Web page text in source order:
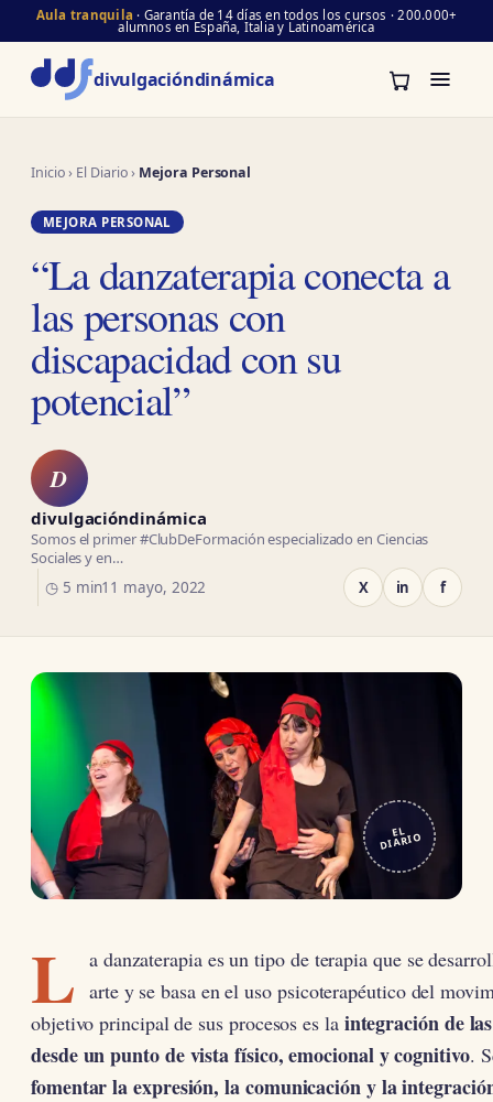
Aula tranquila · Garantía de 14 días en todos los cursos · 200.000+
alumnos en España, Italia y Latinoamérica
divulgacióndinámica
Inicio› El Diario› Mejora Personal
MEJORA PERSONAL
“La danzaterapia conecta a
las personas con
discapacidad con su
potencial”
D
divulgacióndinámica
Somos el primer #ClubDeFormación especializado en Ciencias
Sociales y en…
◷ 5 min11 mayo, 2022 X in f
EL
DIARIO
L a danzaterapia es un tipo de terapia que se
arte y se basa en el uso psicoterapéutico del
objetivo principal de sus procesos es la integración de
desde un punto de vista físico, emocional y cognitivo.
fomentar la expresión, la comunicación y la